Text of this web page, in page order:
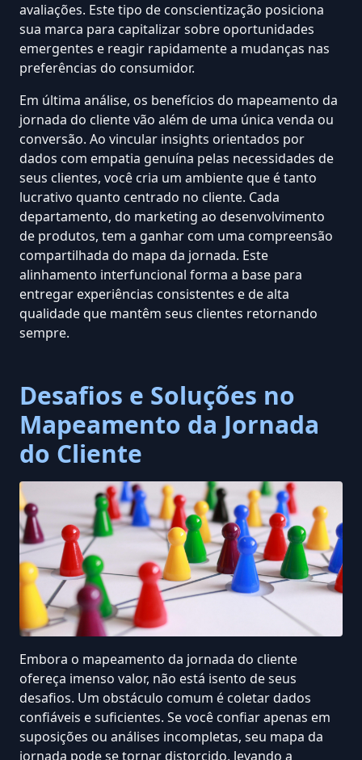
avaliações. Este tipo de conscientização posiciona
sua marca para capitalizar sobre oportunidades
emergentes e reagir rapidamente a mudanças nas
preferências do consumidor.
Em última análise, os benefícios do mapeamento da
jornada do cliente vão além de uma única venda ou
conversão. Ao vincular insights orientados por
dados com empatia genuína pelas necessidades de
seus clientes, você cria um ambiente que é tanto
lucrativo quanto centrado no cliente. Cada
departamento, do marketing ao desenvolvimento
de produtos, tem a ganhar com uma compreensão
compartilhada do mapa da jornada. Este
alinhamento interfuncional forma a base para
entregar experiências consistentes e de alta
qualidade que mantêm seus clientes retornando
sempre.
Desafios e Soluções no
Mapeamento da Jornada
do Cliente
Embora o mapeamento da jornada do cliente
ofereça imenso valor, não está isento de seus
desafios. Um obstáculo comum é coletar dados
confiáveis e suficientes. Se você confiar apenas em
suposições ou análises incompletas, seu mapa da
jornada pode se tornar distorcido, levando a